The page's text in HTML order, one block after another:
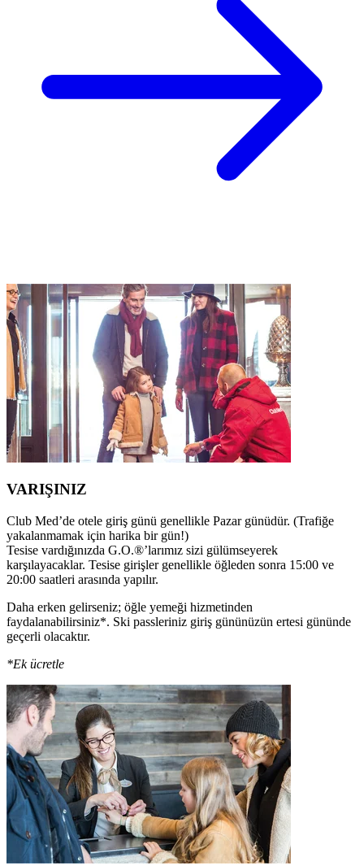
VARIŞINIZ
Club Med’de otele giriş günü genellikle Pazar günüdür. (Trafiğe
yakalanmamak için harika bir gün!)
Tesise vardığınızda G.O.®’larımız sizi gülümseyerek
karşılayacaklar. Tesise girişler genellikle öğleden sonra 15:00 ve
20:00 saatleri arasında yapılır.
Daha erken gelirseniz; öğle yemeği hizmetinden
faydalanabilirsiniz*. Ski passleriniz giriş gününüzün ertesi gününde
geçerli olacaktır.
*Ek ücretle